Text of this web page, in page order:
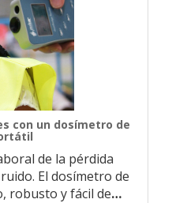
con un dosímetro de
de la pérdida
El dosímetro de
robusto y fácil de…